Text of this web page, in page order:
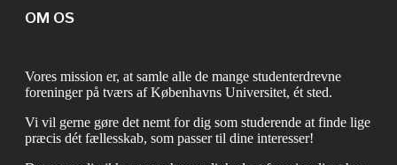
OM OS
Vores mission er, at samle alle de mange studenterdrevne
foreninger på tværs af Københavns Universitet, ét sted.
Vi vil gerne gøre det nemt for dig som studerende at finde lige
præcis dét fællesskab, som passer til dine interesser!